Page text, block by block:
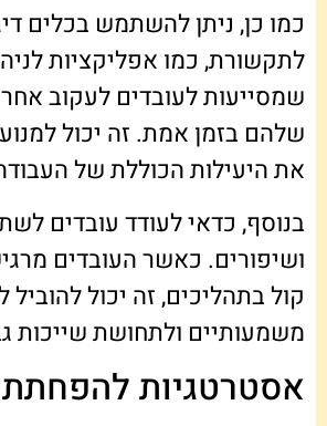
כמו כן, ניתן להשתמש בכלים
לתקשורת, כמו אפליקציות
שמסייעות לעובדים לעקוב
שלהם בזמן אמת. זה יכול
את היעילות הכוללת של
בנוסף, כדאי לעודד עובדים
ושיפורים. כאשר העובדים
קול בתהליכים, זה יכול להוביל
משמעותיים ולתחושת שייכות
אסטרטגיות להפחתת